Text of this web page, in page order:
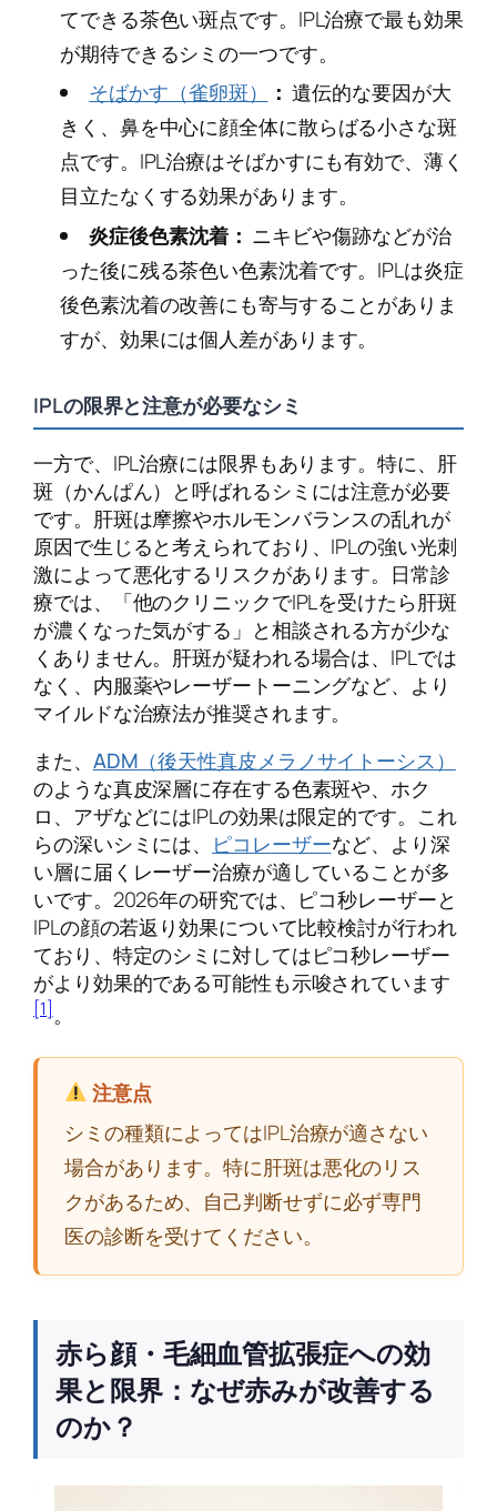
てできる茶色い斑点です。IPL治療で最も効果
が期待できるシミの一つです。
そばかす（雀卵斑）
： 遺伝的な要因が大
きく、鼻を中心に顔全体に散らばる小さな斑
点です。IPL治療はそばかすにも有効で、薄く
目立たなくする効果があります。
炎症後色素沈着： ニキビや傷跡などが治
った後に残る茶色い色素沈着です。IPLは炎症
後色素沈着の改善にも寄与することがありま
すが、効果には個人差があります。
IPLの限界と注意が必要なシミ
一方で、IPL治療には限界もあります。特に、肝
斑（かんぱん）と呼ばれるシミには注意が必要
です。肝斑は摩擦やホルモンバランスの乱れが
原因で生じると考えられており、IPLの強い光刺
激によって悪化するリスクがあります。日常診
療では、「他のクリニックでIPLを受けたら肝斑
が濃くなった気がする」と相談される方が少な
くありません。肝斑が疑われる場合は、IPLでは
なく、内服薬やレーザートーニングなど、より
マイルドな治療法が推奨されます。
また、 ADM（後天性真皮メラノサイトーシス）
のような真皮深層に存在する色素斑や、ホク
ロ、アザなどにはIPLの効果は限定的です。これ
らの深いシミには、
ピコレーザーなど、より深
い層に届くレーザー治療が適していることが多
いです。2026年の研究では、ピコ秒レーザーと
IPLの顔の若返り効果について比較検討が行われ
ており、特定のシミに対してはピコ秒レーザー
がより効果的である可能性も示唆されています
[1]。
注意点
シミの種類によってはIPL治療が適さない
場合があります。特に肝斑は悪化のリス
クがあるため、自己判断せずに必ず専門
医の診断を受けてください。
赤ら顔・毛細血管拡張症への効
果と限界：なぜ赤みが改善する
のか？